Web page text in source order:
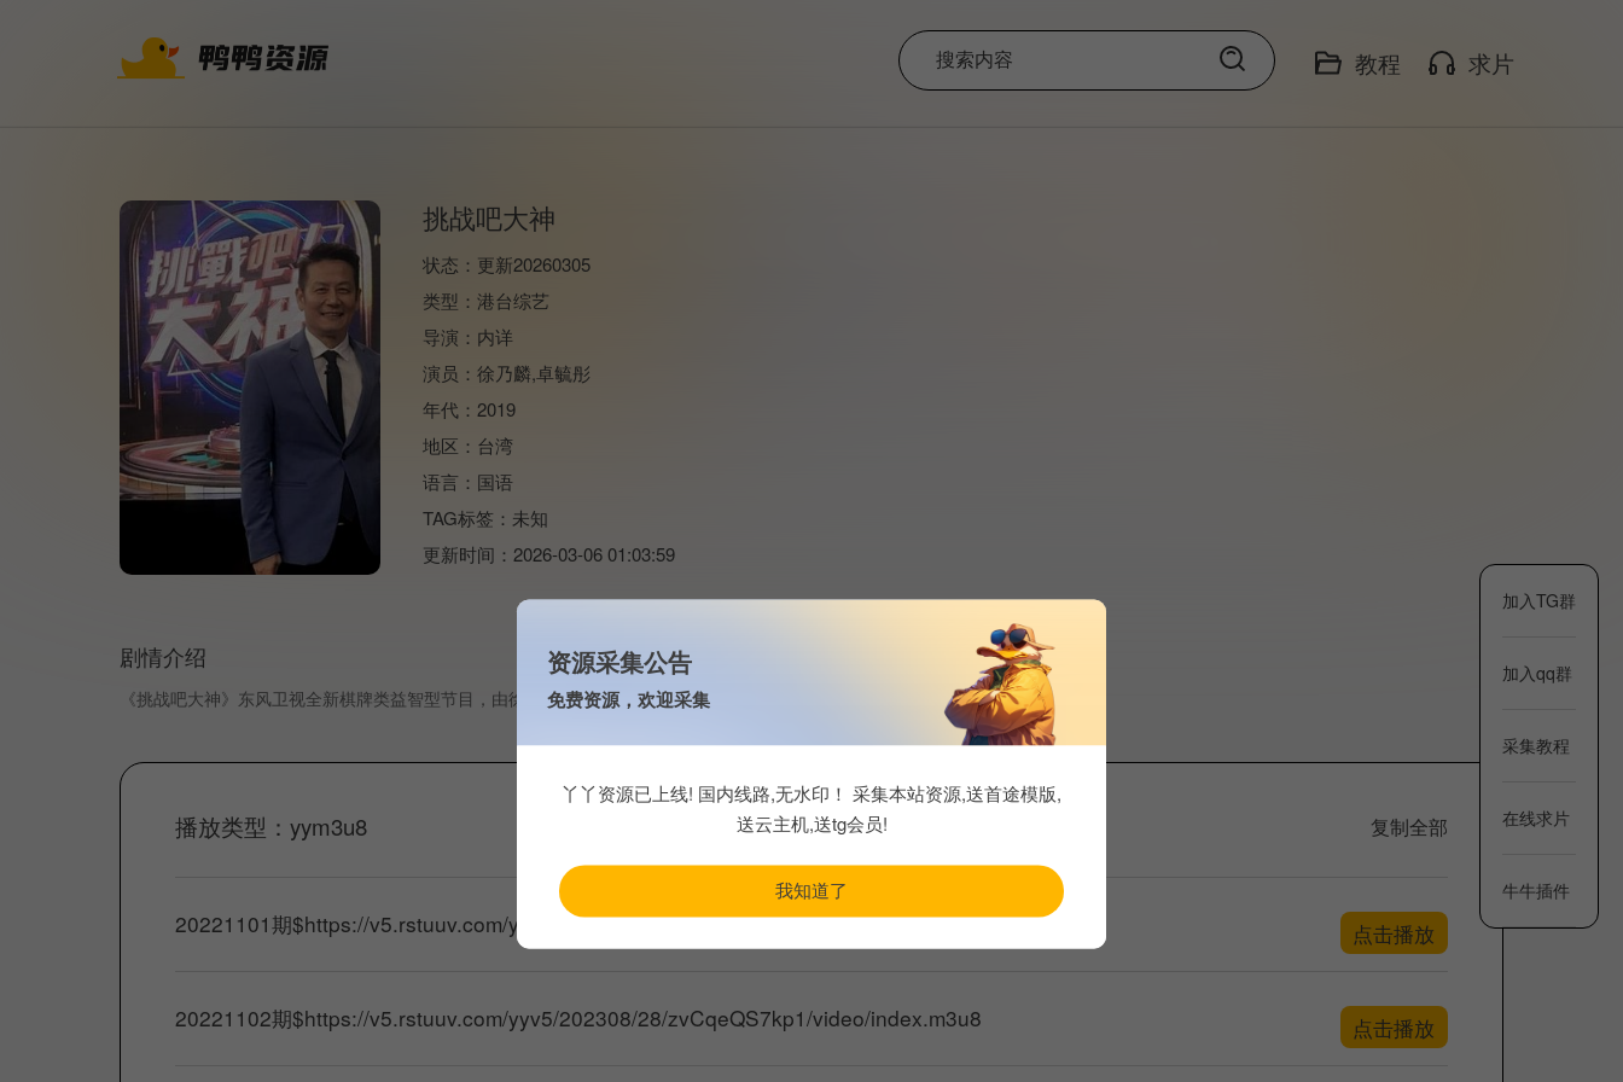
教程 求片
挑战吧大神
状态： 更新20260305
类型： 港台综艺
导演： 内详
演员： 徐乃麟,卓毓彤
年代： 2019
地区： 台湾
语言： 国语
TAG标签： 未知
更新时间： 2026-03-06 01:03:59
剧情介绍
《挑战吧大神》东风卫视全新棋牌类益智型节目，由徐乃麟、熊熊主持，征求素人上节目方城之战拿奖金
播放类型： yym3u8 复制全部
点击播放
20221101期$https://v5.rstuuv.com/yyv5/202308/28/jcjaxEnJP01/video/index.m3u8
点击播放
20221102期$https://v5.rstuuv.com/yyv5/202308/28/zvCqeQS7kp1/video/index.m3u8
加入TG群
加入qq群
采集教程
在线求片
牛牛插件
资源采集公告
免费资源，欢迎采集
丫丫资源已上线! 国内线路,无水印！ 采集本站资源,送首途模版,
送云主机,送tg会员!
我知道了